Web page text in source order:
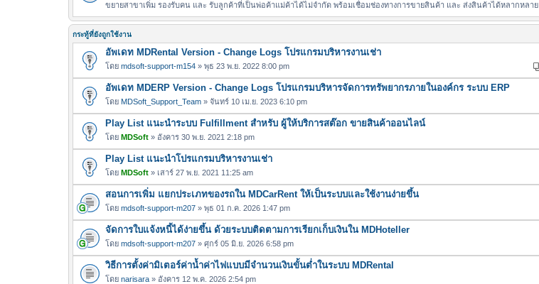
ขยายสาขาเพิ่ม รองรับคน และ รับลูกค้าที่เป็นพ่อค้าแม่ค้าได้ไม่จำกัด พร้อมเชื่อมช่องทางการขายสินค้า และ ส่งสินค้าได้หลากหลาย
กระทู้ที่ยังถูกใช้งาน
อัพเดท MDRental Version - Change Logs โปรแกรมบริหารงานเช่า
โดย mdsoft-support-m154 » พุธ 23 พ.ย. 2022 8:00 pm
อัพเดท MDERP Version - Change Logs โปรแกรมบริหารจัดการทรัพยากรภายในองค์กร ระบบ ERP
โดย MDSoft_Support_Team » จันทร์ 10 เม.ย. 2023 6:10 pm
Play List แนะนำระบบ Fulfillment สำหรับ ผู้ให้บริการสต๊อก ขายสินค้าออนไลน์
โดย MDSoft » อังคาร 30 พ.ย. 2021 2:18 pm
Play List แนะนำโปรแกรมบริหารงานเช่า
โดย MDSoft » เสาร์ 27 พ.ย. 2021 11:25 am
สอนการเพิ่ม แยกประเภทของรถใน MDCarRent ให้เป็นระบบและใช้งานง่ายขึ้น
โดย mdsoft-support-m207 » พุธ 01 ก.ค. 2026 1:47 pm
จัดการใบแจ้งหนี้ได้ง่ายขึ้น ด้วยระบบติดตามการเรียกเก็บเงินใน MDHoteller
โดย mdsoft-support-m207 » ศุกร์ 05 มิ.ย. 2026 6:58 pm
วิธีการตั้งค่ามิเตอร์ค่าน้ำค่าไฟแบบมีจำนวนเงินขั้นต่ำในระบบ MDRental
โดย narisara » อังคาร 12 พ.ค. 2026 2:54 pm